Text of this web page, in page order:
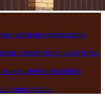
цены кофемашин
совместную валютную
июля снизились
и вина упали